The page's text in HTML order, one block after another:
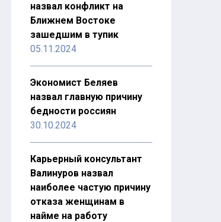
назвал конфликт на
Ближнем Востоке
зашедшим в тупик
05.11.2024
Экономист Беляев
назвал главную причину
бедности россиян
30.10.2024
Карьерный консультант
Валинуров назвал
наиболее частую причину
отказа женщинам в
найме на работу